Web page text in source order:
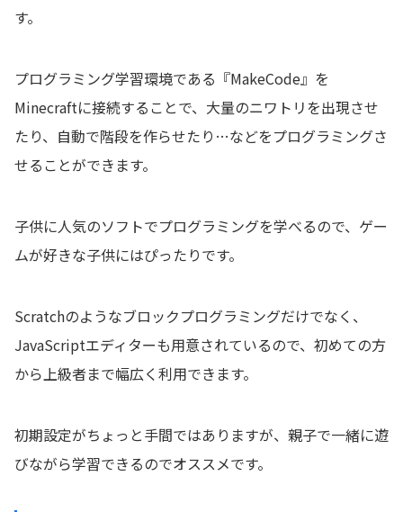
す。
プログラミング学習環境である『MakeCode』を
Minecraftに接続することで、大量のニワトリを出現させ
たり、自動で階段を作らせたり…などをプログラミングさ
せることができます。
子供に人気のソフトでプログラミングを学べるので、ゲー
ムが好きな子供にはぴったりです。
Scratchのようなブロックプログラミングだけでなく、
JavaScriptエディターも用意されているので、初めての方
から上級者まで幅広く利用できます。
初期設定がちょっと手間ではありますが、親子で一緒に遊
びながら学習できるのでオススメです。